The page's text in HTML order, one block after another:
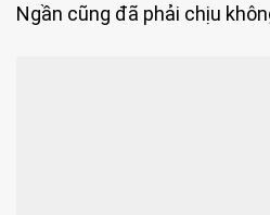
Ngần cũng đã phải chịu